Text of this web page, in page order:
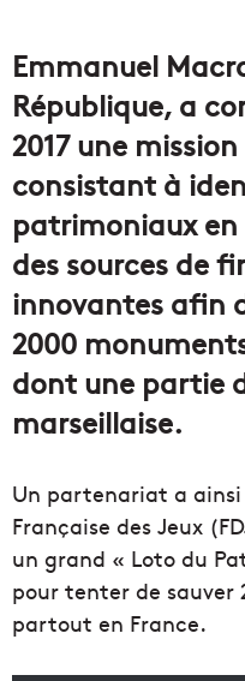
Emmanuel
République, a
2017 une
consistant à
patrimoniaux
des sources de
innovantes afin
2000
dont une partie
marseillaise.
Un partenariat a
Française des Jeux
un grand « Loto du
pour tenter de sauver
partout en France.